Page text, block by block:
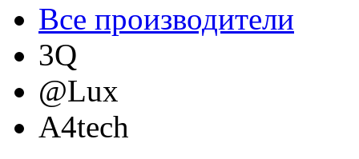
Все производители
3Q
@Lux
A4tech